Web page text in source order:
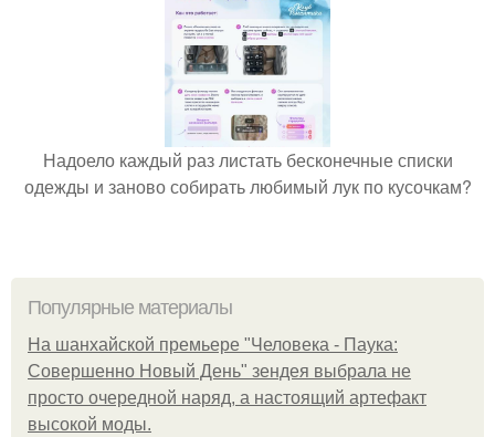
Надоело каждый раз листать бесконечные списки
одежды и заново собирать любимый лук по кусочкам?
Популярные материалы
На шанхайской премьере "Человека - Паука:
Совершенно Новый День" зендея выбрала не
просто очередной наряд, а настоящий артефакт
высокой моды.